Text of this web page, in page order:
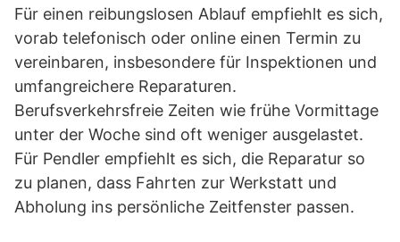
Für einen reibungslosen Ablauf empfiehlt es sich,
vorab telefonisch oder online einen Termin zu
vereinbaren, insbesondere für Inspektionen und
umfangreichere Reparaturen.
Berufsverkehrsfreie Zeiten wie frühe Vormittage
unter der Woche sind oft weniger ausgelastet.
Für Pendler empfiehlt es sich, die Reparatur so
zu planen, dass Fahrten zur Werkstatt und
Abholung ins persönliche Zeitfenster passen.